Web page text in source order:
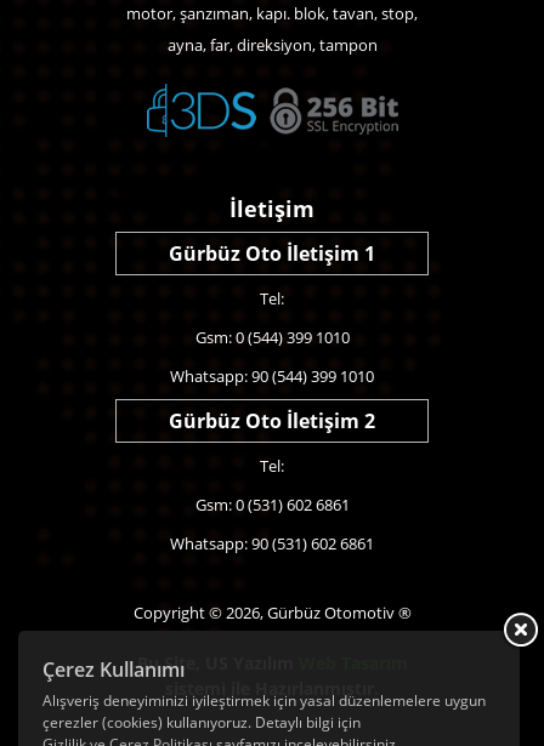
Çerez Kullanımı
Alışveriş deneyiminizi iyileştirmek için yasal düzenlemelere uygun
çerezler (cookies) kullanıyoruz. Detaylı bilgi için
motor, şanzıman, kapı. blok, tavan, stop,
ayna, far, direksiyon, tampon
İletişim
Gürbüz Oto İletişim 1
Tel:
Gsm: 0 (544) 399 1010
Whatsapp: 90 (544) 399 1010
Gürbüz Oto İletişim 2
Tel:
Gsm: 0 (531) 602 6861
Whatsapp: 90 (531) 602 6861
Copyright © 2026, Gürbüz Otomotiv ®
Bu Site,